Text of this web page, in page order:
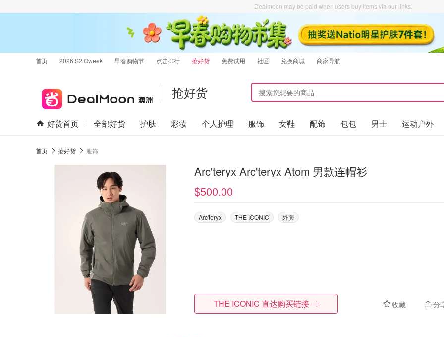
Dealmoon may be paid when users buy items via our links.
首页 2026 S2 Oweek 早春购物节 点击排行 抢好货 免费试用 社区 兑换商城 商家导航
抢好货
好货首页 全部好货 护肤 彩妆 个人护理 服饰 女鞋 配饰 包包 男士 运动户外
首页 抢好货 服饰
Arc'teryx Arc'teryx Atom 男款连帽衫
$500.00
Arc'teryx THE ICONIC 外套
收藏 分
THE ICONIC 直达购买链接